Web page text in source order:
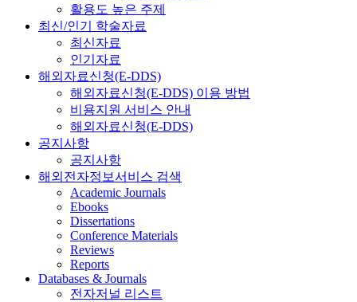
활용도 높은 주제
최신/인기 학술자료
최신자료
인기자료
해외자료신청(E-DDS)
해외자료신청(E-DDS) 이용 방법
비용지원 서비스 안내
해외자료신청(E-DDS)
공지사항
공지사항
해외전자정보서비스 검색
Academic Journals
Ebooks
Dissertations
Conference Materials
Reviews
Reports
Databases & Journals
전자저널 리스트